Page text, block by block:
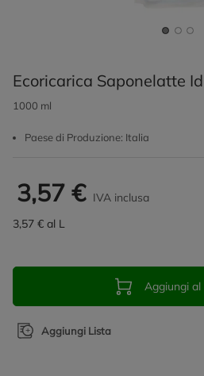
Ecoricarica Saponelatte
1000 ml
Paese di Produzione: Italia
3,57 € IVA inclusa
3,57 € al L
Aggiungi al
Aggiungi Lista